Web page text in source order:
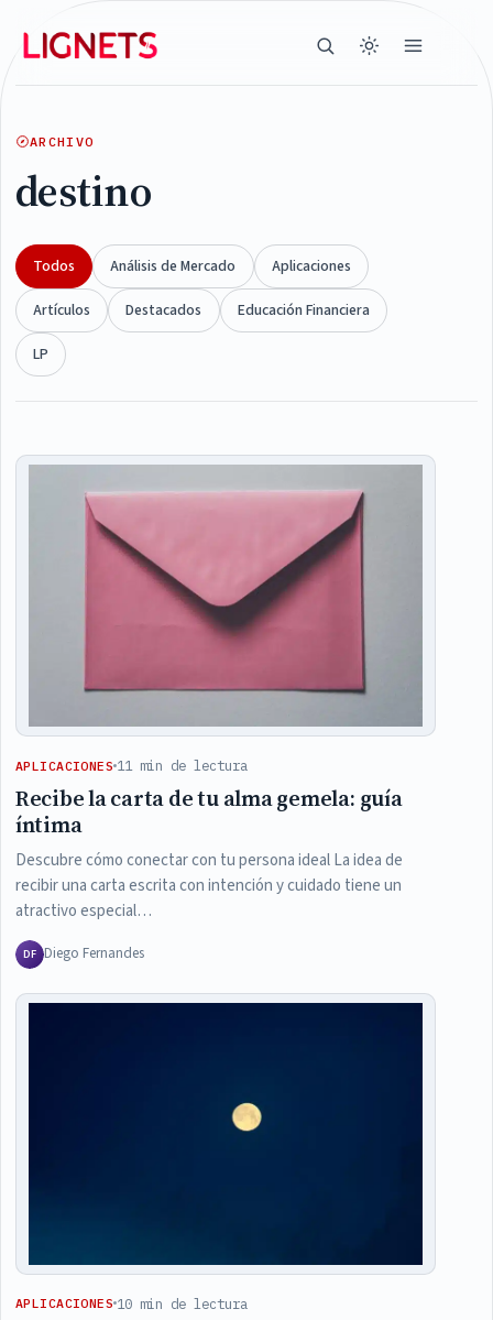
ARCHIVO
destino
Todos Análisis de Mercado
Aplicaciones
Artículos
Destacados
Educación Financiera
LP
Articles
APLICACIONES 11 min de lectura
Recibe la carta de tu alma gemela: guía
íntima
Descubre cómo conectar con tu persona ideal La idea de
recibir una carta escrita con intención y cuidado tiene un
atractivo especial…
DF Diego Fernandes
APLICACIONES 10 min de lectura